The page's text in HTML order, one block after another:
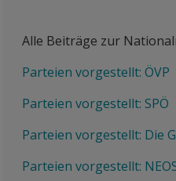
Alle Beiträge zur
Parteien vorgestellt: ÖVP
Parteien vorgestellt: SPÖ
Parteien vorgestellt: Die
Parteien vorgestellt: